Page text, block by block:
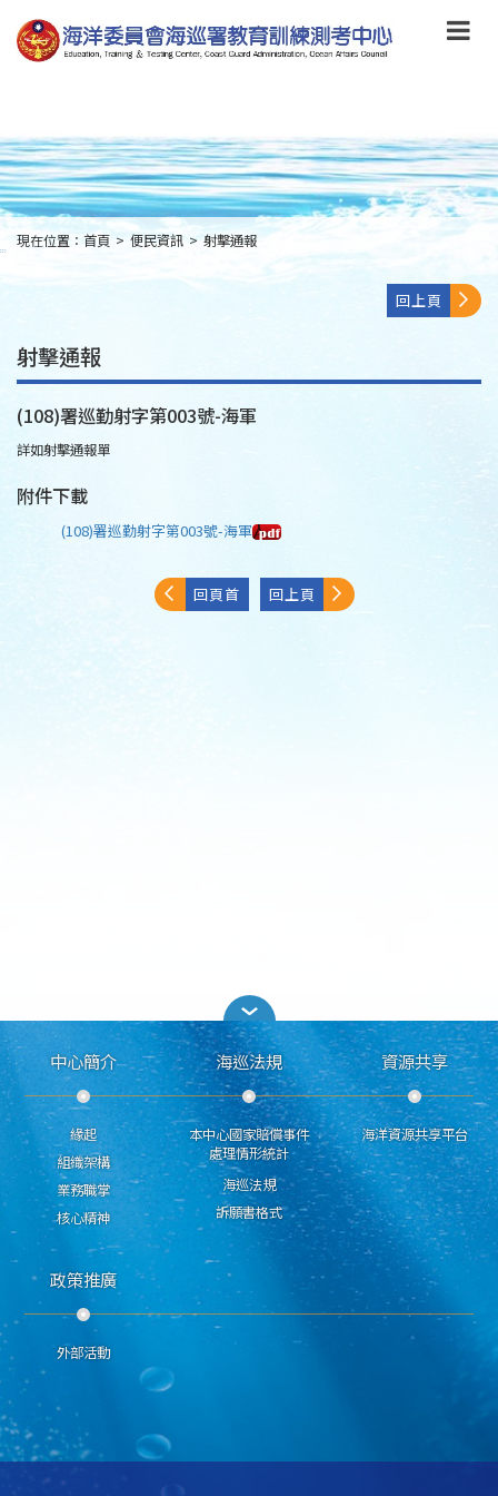
到
主
要
to
main
content
:::
現在位置： 首頁 > 便民資訊 > 射擊通報
回上頁
射擊通報
(108)署巡勤射字第003號-海軍
詳如射擊通報單
附件下載
(108)署巡勤射字第003號-海軍
回頁首 回上頁
中心簡介
緣起
組織架構
業務職掌
核心精神
海巡法規
本中心國家賠償事件
處理情形統計
海巡法規
訴願書格式
資源共享
海洋資源共享平台
政策推廣
外部活動